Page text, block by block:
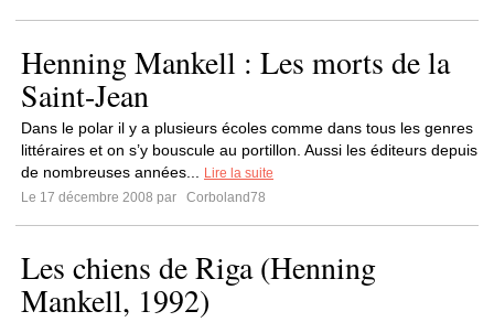
Henning Mankell : Les morts de la
Saint-Jean
Dans le polar il y a plusieurs écoles comme dans tous les genres
littéraires et on s’y bouscule au portillon. Aussi les éditeurs depuis
de nombreuses années...
Lire la suite
Le 17 décembre 2008 par
Corboland78
Les chiens de Riga (Henning
Mankell, 1992)